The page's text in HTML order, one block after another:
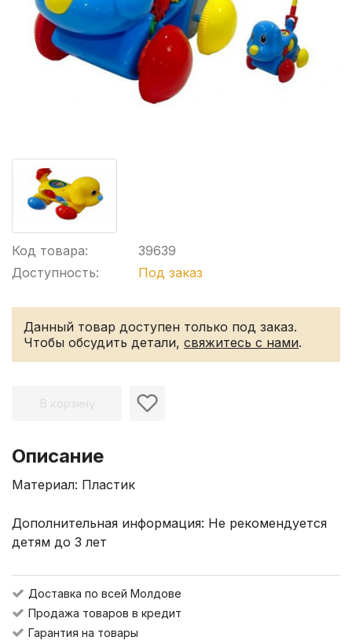
Код товара:
Доступность:
39639
Под заказ
Данный товар доступен только под заказ.
Чтобы обсудить детали, свяжитесь с нами.
В корзину
Описание
Материал: Пластик
Дополнительная информация: Не рекомендуется
детям до 3 лет
Доставка по всей Молдове
Продажа товаров в кредит
Гарантия на товары